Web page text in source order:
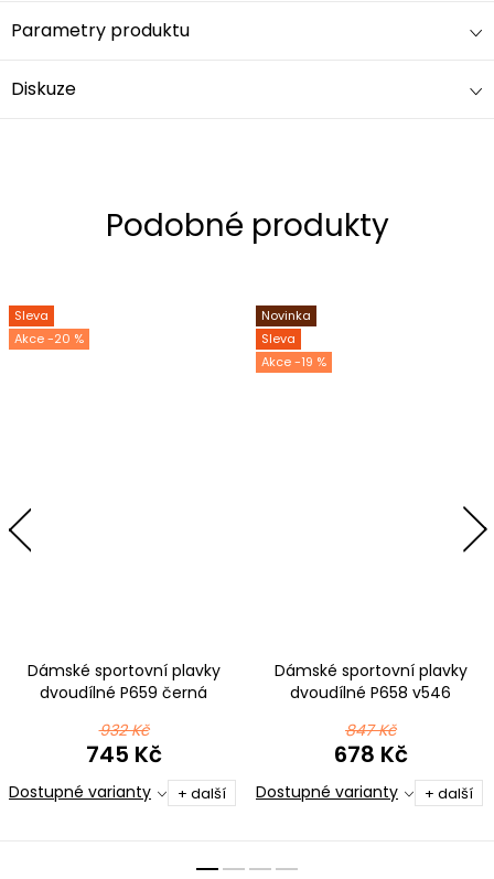
Parametry produktu
Diskuze
Sleva
-20 %
Dámské sportovní plavky
dvoudílné P659 černá
932 Kč
745 Kč
Dostupné varianty + další
Novinka
Sleva
-19 %
Dámské sportovní plavky
dvoudílné P658 v546
847 Kč
678 Kč
Dostupné varianty + další